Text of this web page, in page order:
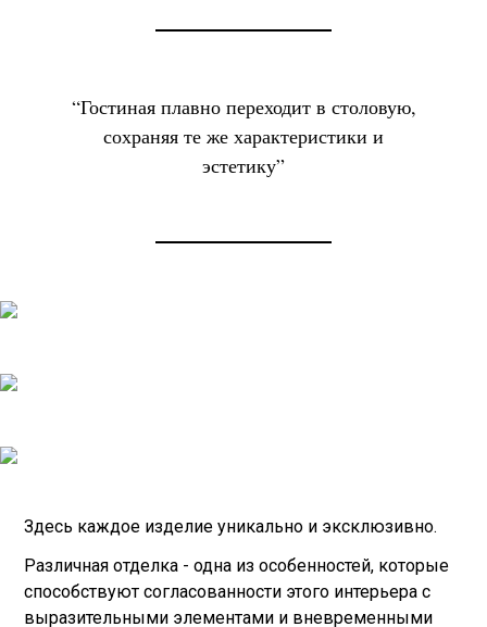
“Гостиная плавно переходит в столовую,
сохраняя те же характеристики и
эстетику”
Здесь каждoе изделие уникально и эксклюзивно.
Различная отделка - одна из особенностей, которые
способствуют согласованности этого интерьера с
выразительными элементами и вневременными